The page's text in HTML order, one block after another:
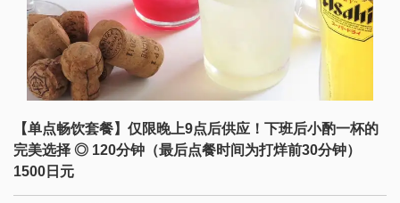
【单点畅饮套餐】仅限晚上9点后供应！下班后小酌一杯的
完美选择 ◎ 120分钟（最后点餐时间为打烊前30分钟）
1500日元